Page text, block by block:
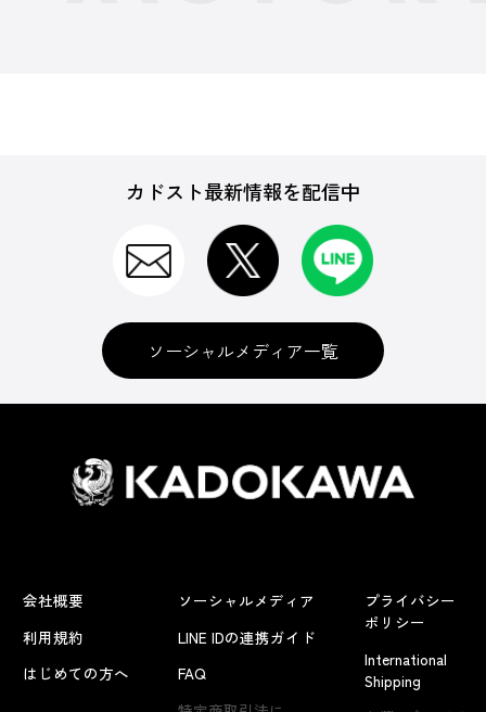
カドスト最新情報を配信中
ソーシャルメディア一覧
会社概要
利用規約
はじめての方へ
ソーシャルメディア
LINE IDの連携ガイド
FAQ
プライバシー
ポリシー
International
Shipping